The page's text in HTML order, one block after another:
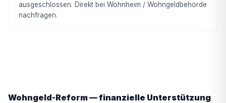
ausgeschlossen. Direkt bei Wohnheim / Wohngeldbehörde
nachfragen.
Wohngeld-Reform — finanzielle Unterstützung